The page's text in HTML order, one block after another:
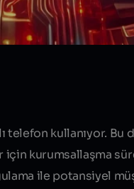
telefon kullanıyor.
için kurumsallaşma
ile potansiyel